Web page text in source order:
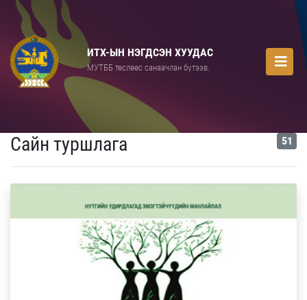
ИТХ-ЫН НЭГДСЭН ХУУДАС
МУТББ төслөөс санаачлан бүтээв.
Сайн туршлага 51